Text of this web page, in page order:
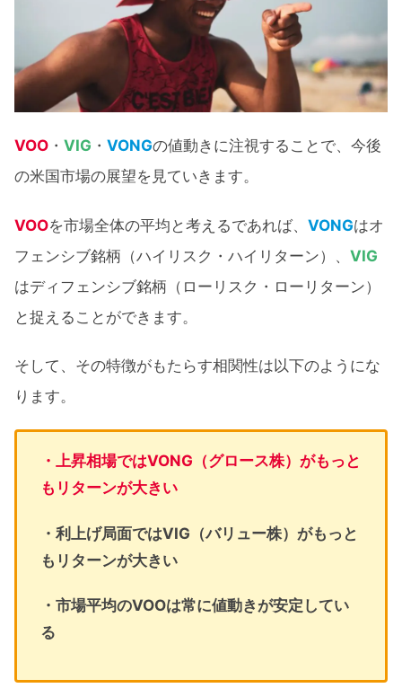
VOO ・ VIG ・ VONGの値動きに注視することで、今後
の米国市場の展望を見ていきます。
VOOを市場全体の平均と考えるであれば、 VONGはオ
フェンシブ銘柄（ハイリスク・ハイリターン）、 VIG
はディフェンシブ銘柄（ローリスク・ローリターン）
と捉えることができます。
そして、その特徴がもたらす相関性は以下のようにな
ります。
・上昇相場ではVONG（グロース株）がもっと
もリターンが大きい
・利上げ局面ではVIG（バリュー株）がもっと
もリターンが大きい
・市場平均のVOOは常に値動きが安定してい
る